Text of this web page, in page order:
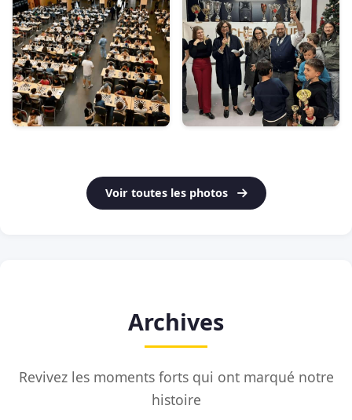
Voir toutes les photos
Archives
Revivez les moments forts qui ont marqué notre
histoire